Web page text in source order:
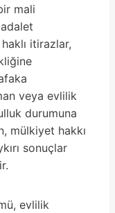
mali
adalet
itirazlar,
veya evlilik
durumuna
mülkiyet hakkı
sonuçlar
evlilik